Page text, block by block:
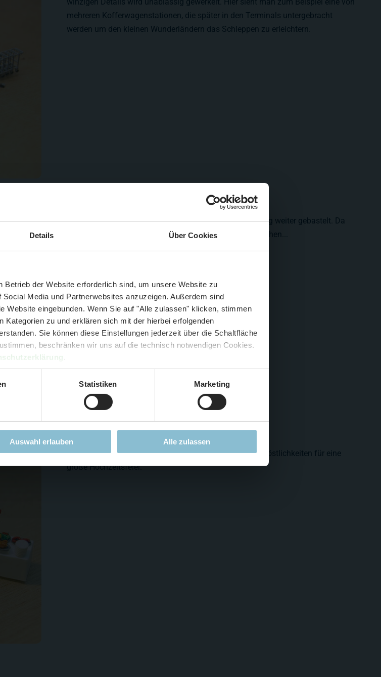
Details Über Cookies
der Website erforderlich sind, um unsere Website zu
Media und Partnerwebsites anzuzeigen. Außerdem sind
Website eingebunden. Wenn Sie auf "Alle zulassen" klicken, stimmen
Kategorien zu und erklären sich mit der hierbei erfolgenden
Sie können diese Einstellungen jederzeit über die Schaltfläche
beschränken wir uns auf die technisch notwendigen Cookies.
Statistiken Marketing
Auswahl erlauben Alle zulassen
mehreren Kofferwagenstationen, die später in den Terminals untergebracht
werden um den kleinen Wunderländern das Schleppen zu erleichtern.
An den Details für die Kleingartensiedlung wird auch eifrig weiter gebastelt. Da
entstehen zum Beispiel offene Klohäuschen, Freiluftduschen...
...oder auch ein großes Buffet mit jeder Menge leckerer Köstlichkeiten für eine
große Hochzeitsfeier.
Schließen
Mitteilung
bei Große Pötte & kleine Züge im August
- ohne Wartezeit
Hafenrundfahrt/Lichterfahrt 🛥️
BesuchOHNEWartezeit 🚂
"Die Geschichte des Wunderlandes"
mit Getränk zum Sonderpreis von 9,00 € 🍟
ca. 47,- € einzeln -